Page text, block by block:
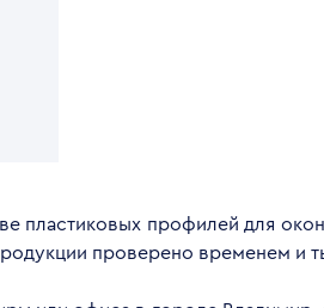
пластиковых профилей для
проверено временем и